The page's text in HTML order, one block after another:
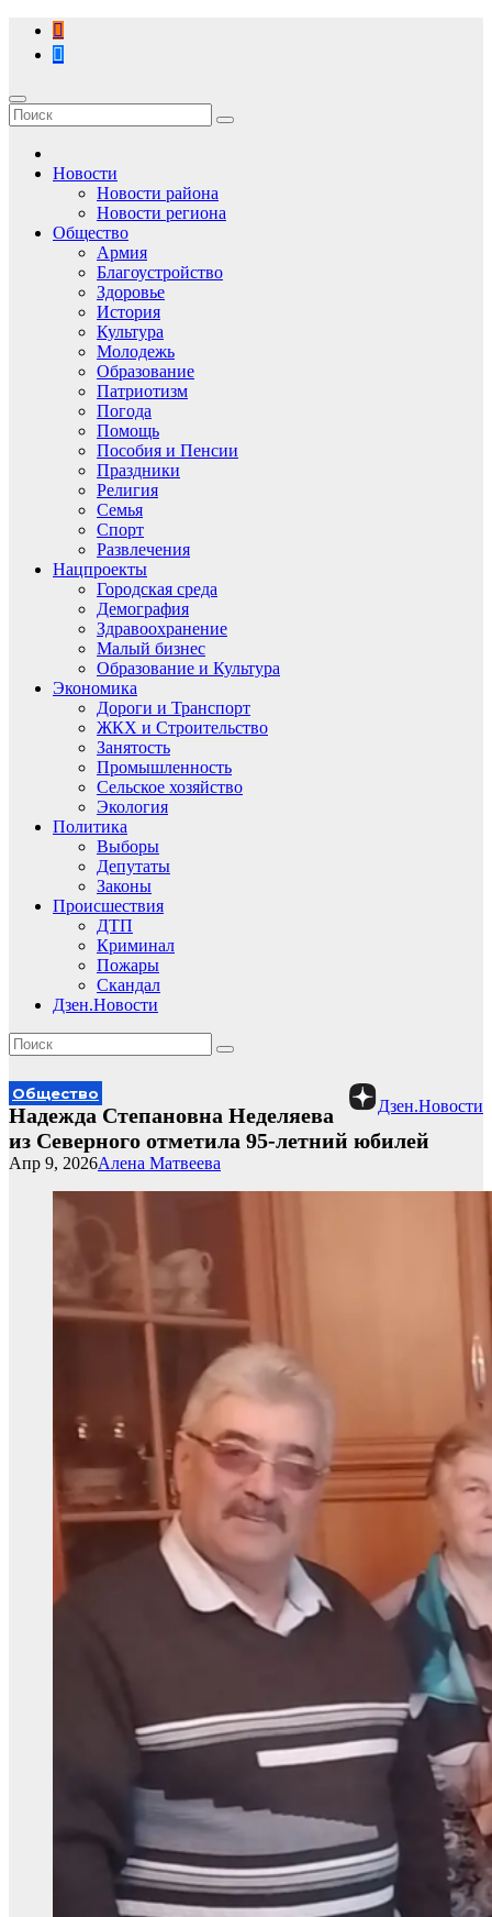
Перейти
содержимому
Новости
Новости района
Новости региона
Общество
Армия
Благоустройство
Здоровье
История
Культура
Молодежь
Образование
Патриотизм
Погода
Помощь
Пособия и Пенсии
Праздники
Религия
Семья
Спорт
Развлечения
Нацпроекты
Городская среда
Демография
Здравоохранение
Малый бизнес
Образование и Культура
Экономика
Дороги и Транспорт
ЖКХ и Строительство
Занятость
Промышленность
Сельское хозяйство
Экология
Политика
Выборы
Депутаты
Законы
Происшествия
ДТП
Криминал
Пожары
Скандал
Дзен.Новости
Дзен.Новости
Общество
Надежда Степановна Неделяева
из Северного отметила 95-летний юбилей
Алена Матвеева
Апр 9, 2026